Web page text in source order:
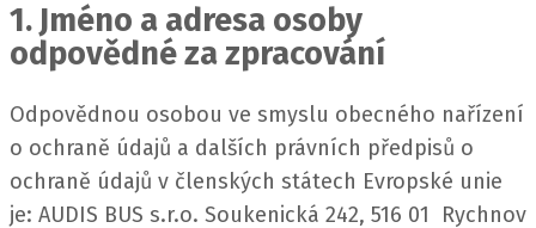
1. Jméno a adresa osoby
odpovědné za zpracování
Odpovědnou osobou ve smyslu obecného nařízení
o ochraně údajů a dalších právních předpisů o
ochraně údajů v členských státech Evropské unie
je: AUDIS BUS s.r.o. Soukenická 242, 516 01 Rychnov